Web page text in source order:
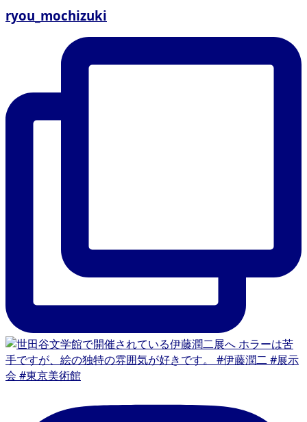
ryou_mochizuki